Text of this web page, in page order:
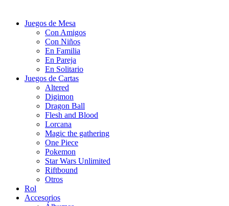
Juegos de Mesa
Con Amigos
Con Niños
En Familia
En Pareja
En Solitario
Juegos de Cartas
Altered
Digimon
Dragon Ball
Flesh and Blood
Lorcana
Magic the gathering
One Piece
Pokemon
Star Wars Unlimited
Riftbound
Otros
Rol
Accesorios